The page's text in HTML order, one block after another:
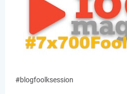
#blogfoolksession